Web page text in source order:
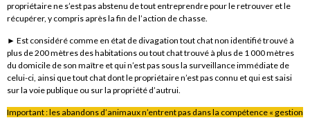
propriétaire ne s’est pas abstenu de tout entreprendre pour le retrouver et le
récupérer, y compris après la fin de l’action de chasse.
► Est considéré comme en état de divagation tout chat non identifié trouvé à
plus de 200 mètres des habitations ou tout chat trouvé à plus de 1 000 mètres
du domicile de son maître et qui n’est pas sous la surveillance immédiate de
celui-ci, ainsi que tout chat dont le propriétaire n’est pas connu et qui est saisi
sur la voie publique ou sur la propriété d’autrui.
Important : les abandons d’animaux n’entrent pas dans la compétence « gestion